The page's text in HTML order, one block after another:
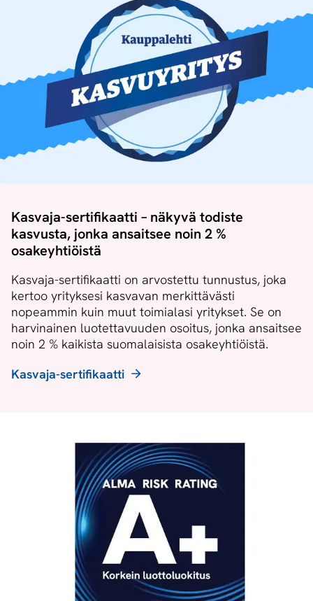
Kasvaja-sertifikaatti – näkyvä todiste
kasvusta, jonka ansaitsee noin 2 %
osakeyhtiöistä
Kasvaja-sertifikaatti on arvostettu tunnustus, joka
kertoo yrityksesi kasvavan merkittävästi
nopeammin kuin muut toimialasi yritykset. Se on
harvinainen luotettavuuden osoitus, jonka ansaitsee
noin 2 % kaikista suomalaisista osakeyhtiöistä.
Kasvaja-sertifikaatti